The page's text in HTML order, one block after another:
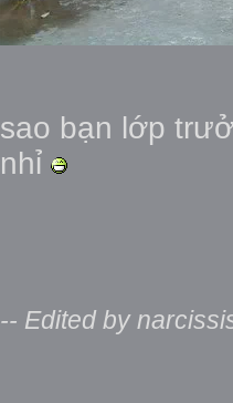
sao bạn lớp
nhỉ
-- Edited by